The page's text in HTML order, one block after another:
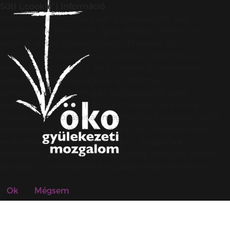
Süti („cookie”) Információ
Weboldalunkon „cookie”-kat (továbbiakban „süti”)
alkalmazunk. Ezek olyan fájlok, melyek információt
tárolnak webes böngészőjében. Ehhez az Ön
hozzájárulása szükséges. A „sütiket” az elektronikus
hírközlésről szóló 2003. évi C. törvény, az elektronikus
kereskedelmi szolgáltatások, az információs
társadalommal összefüggő szolgáltatások egyes
kérdéseiről szóló 2001. évi CVIII. törvény, valamint az
Európai Unió előírásainak megfelelően használjuk. Azon
weblapoknak, melyek az Európai Unió országain belül
működnek, a „sütik” használatához, és ezeknek a
felhasználó számítógépén vagy egyéb eszközén történő
Ok Mégsem